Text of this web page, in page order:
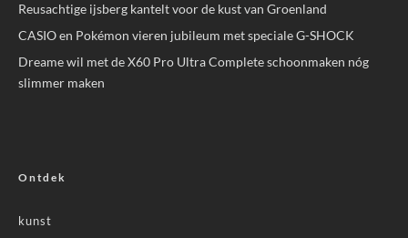
Reusachtige ijsberg kantelt voor de kust van Groenland
CASIO en Pokémon vieren jubileum met speciale G-SHOCK
Dreame wil met de X60 Pro Ultra Complete schoonmaken nóg
slimmer maken
Ontdek
kunst